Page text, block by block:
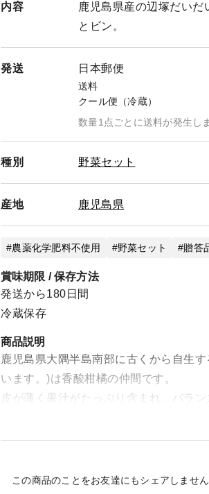
内容
鹿児島県産の辺塚だい
とビン。
発送 日本郵便
送料
クール便（冷蔵）
数量1点ごとに送料が発生し
種別 野菜セット
産地 鹿児島県
農薬化学肥料不使用 野菜セット 贈答
賞味期限 / 保存方法
発送から180日間
冷蔵保存
商品説明
鹿児島県大隅半島南部に古くから自生
います。)は香酸柑橘の仲間です。
皮が薄く果汁がたっぷり含まれ、バラ
元々自生していただけあり薬など使わ
この商品のことをお友達にもシェアしませ